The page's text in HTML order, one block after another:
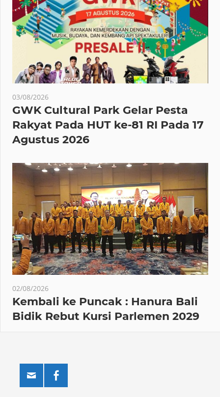
03/08/2026
GWK Cultural Park Gelar Pesta
Rakyat Pada HUT ke-81 RI Pada 17
Agustus 2026
02/08/2026
Kembali ke Puncak : Hanura Bali
Bidik Rebut Kursi Parlemen 2029